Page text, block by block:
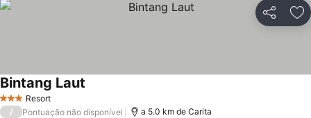
Partilhar
3 EstrelasResort
Bintang Laut
/ Pontuação não disponível a 5.0 km de Carita